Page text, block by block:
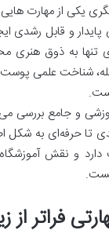
یکی از مهارت
و قابل رشدی
تنها به ذوق هنری
شناخت علمی
و جامع بررسی
تا حرفه‌ای به شکل
دارد و نقش
فراتر از